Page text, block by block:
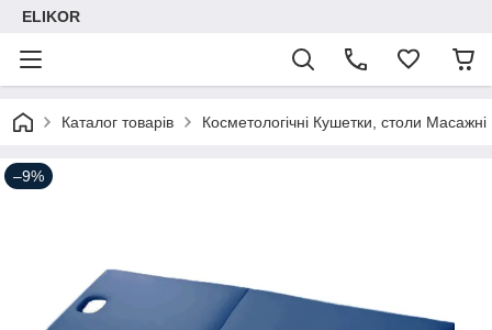
ELIKOR
Каталог товарів Косметологічні Кушетки, столи Масажні
–9%